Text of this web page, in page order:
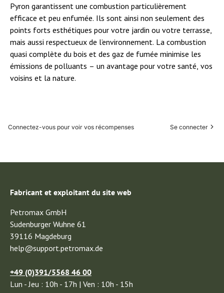
Pyron garantissent une combustion particulièrement
efficace et peu enfumée. Ils sont ainsi non seulement des
points forts esthétiques pour votre jardin ou votre terrasse,
mais aussi respectueux de l’environnement. La combustion
quasi complète du bois et des gaz de fumée minimise les
émissions de polluants – un avantage pour votre santé, vos
voisins et la nature.
Connectez-vous pour voir vos récompenses Se connecter
Fabricant et exploitant du site web
Petromax GmbH
Sudenburger Wuhne 61
39116 Magdeburg
help@support.petromax.de
+49 (0)391/5568 46 00
Lun - Jeu : 10h - 17h | Ven : 10h - 15h